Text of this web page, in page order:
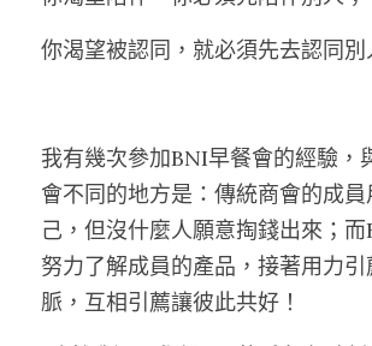
你渴望被認同，就必須先去認同別
我有幾次參加BNI早餐會的經驗，
會不同的地方是：傳統商會的成員
己，但沒什麼人願意掏錢出來；
努力了解成員的產品，接著用力
脈，互相引薦讓彼此共好！